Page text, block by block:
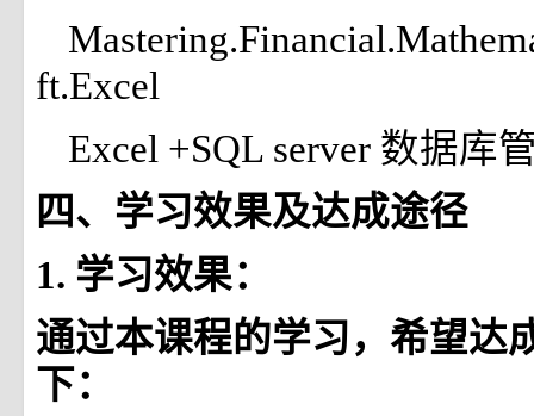
ft.Excel
Excel +SQL server 数据库
四、学习效果及达成途径
1. 学习效果：
通过本课程的学习，希望达
下：